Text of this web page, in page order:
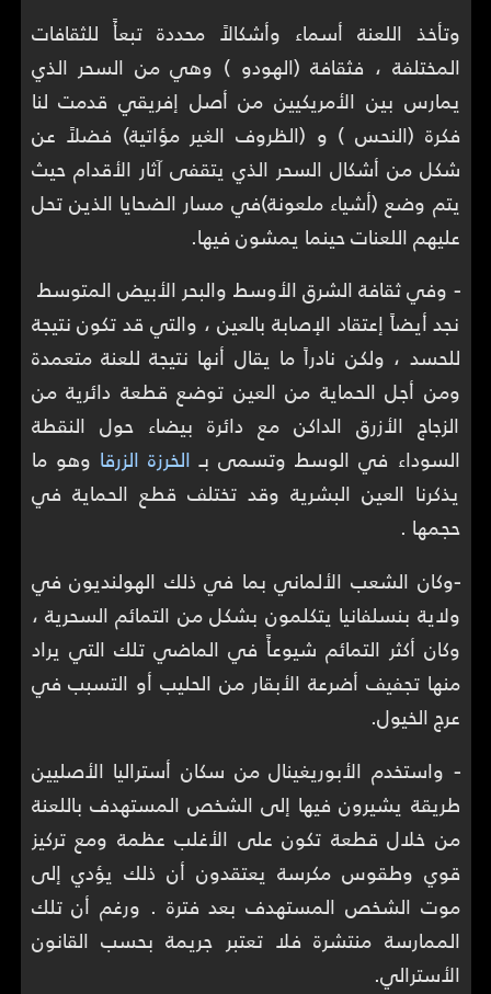
وتأخذ اللعنة أسماء وأشكالاً محددة تبعأً للثقافات
المختلفة ، فثقافة (الهودو ) وهي من السحر الذي
يمارس بين الأمريكيين من أصل إفريقي قدمت لنا
فكرة (النحس ) و (الظروف الغير مؤاتية) فضلاً عن
شكل من أشكال السحر الذي يتقفى آثار الأقدام حيث
يتم وضع (أشياء ملعونة)في مسار الضحايا الذين تحل
عليهم اللعنات حينما يمشون فيها.
- وفي ثقافة الشرق الأوسط والبحر الأبيض المتوسط ​
نجد أيضاً إعتقاد الإصابة بالعين ، والتي قد تكون نتيجة
للحسد ، ولكن نادراً ما يقال أنها نتيجة للعنة متعمدة
ومن أجل الحماية من العين توضع قطعة دائرية من
الزجاج الأزرق الداكن مع دائرة بيضاء حول النقطة
السوداء في الوسط وتسمى بـ الخرزة الزرقا وهو ما
يذكرنا العين البشرية وقد تختلف قطع الحماية في
حجمها .
-وكان الشعب الألماني بما في ذلك الهولنديون في
ولاية بنسلفانيا يتكلمون بشكل من التمائم السحرية ،
وكان أكثر التمائم شيوعأً في الماضي تلك التي يراد
منها تجفيف أضرعة الأبقار من الحليب أو التسبب في
عرج الخيول.
- واستخدم الأبوريغينال من سكان أستراليا الأصليين
طريقة يشيرون فيها إلى الشخص المستهدف باللعنة
من خلال قطعة تكون على الأغلب عظمة ومع تركيز
قوي وطقوس مكرسة يعتقدون أن ذلك يؤدي إلى
موت الشخص المستهدف بعد فترة . ورغم أن تلك
الممارسة منتشرة فلا تعتبر جريمة بحسب القانون
الأسترالي.